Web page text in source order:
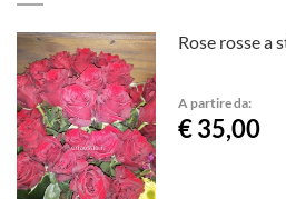
Rose rosse a
A partire da:
€ 35,00